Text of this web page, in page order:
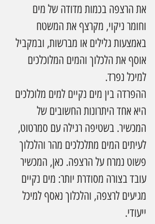
את הרצפה בכמות מדודה של מים
וחומר ניקוי, מקרצף את המשטח
באמצעות גלילים או מברשות, ובמקביל
אוסף את הלכלוך והמים המלוכלכים
למיכל נפרד.
ההפרדה בין מים נקיים למים מלוכלכים
היא אחד היתרונות החשובים של
המכשיר. בשטיפה רגילה עם סמרטוט,
לעיתים המים מתלכלכים מהר והלכלוך
פשוט נמרח על הרצפה. כאן, המכשיר
עובד בצורה מסודרת יותר: מים נקיים
מגיעים לרצפה, והלכלוך נאסף למיכל
ייעודי.